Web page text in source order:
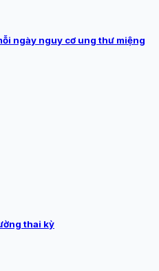
ngày nguy cơ ung thư miệng
thai kỳ